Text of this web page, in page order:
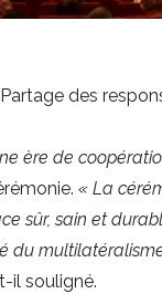
des
ère de
« La
sûr, sain et
il souligné.